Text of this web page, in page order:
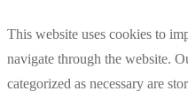
This website uses cookies to
navigate through the website.
categorized as necessary are